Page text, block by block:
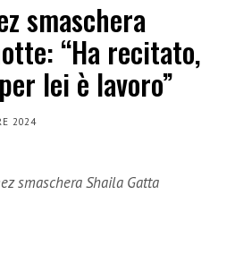
smaschera
“Ha recitato,
lei è lavoro”
2024
smaschera Shaila Gatta